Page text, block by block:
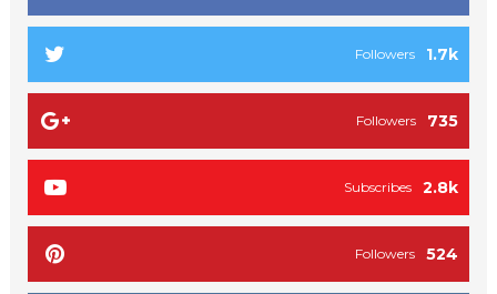
1.7k
Followers
735
Followers
2.8k
Subscribes
524
Followers